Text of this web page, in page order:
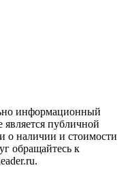
информационный
является публичной
о наличии и стоимости
обращайтесь к